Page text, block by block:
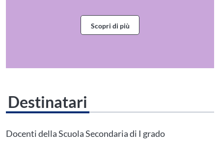
Scopri di più
Destinatari
tuo profilo personalePrima di procedere all'iscrizione aggiorna le tue scuole in
Area Personale
Docenti della Scuola Secondaria di I grado